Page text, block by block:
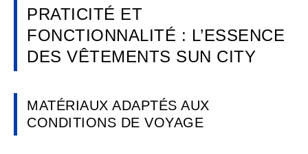
PRATICITÉ ET
FONCTIONNALITÉ : L’ESSENCE
DES VÊTEMENTS SUN CITY
MATÉRIAUX ADAPTÉS AUX
CONDITIONS DE VOYAGE